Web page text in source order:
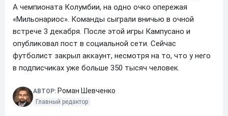
A чемпионата Колумбии, на одно очко опережая
«Мильонариос». Команды сыграли вничью в очной
встрече 3 декабря. После этой игры Кампусано и
опубликовал пост в социальной сети. Сейчас
футболист закрыл аккаунт, несмотря на то, что у него
в подписчиках уже больше 350 тысяч человек.
АВТОР: Роман Шевченко
Главный редактор